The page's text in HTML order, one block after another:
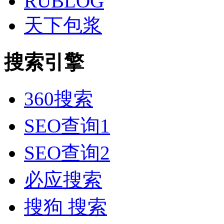
天下包浆
搜索引擎
360搜索
SEO查询1
SEO查询2
必应搜索
搜狗 搜索